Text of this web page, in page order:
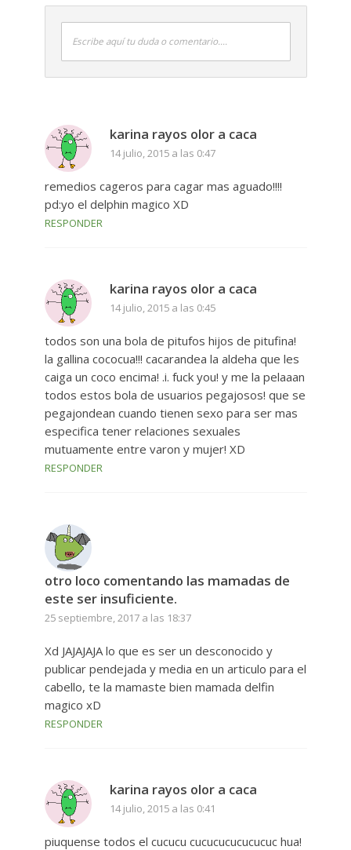
Escribe aquí tu duda o comentario....
karina rayos olor a caca
14 julio, 2015 a las 0:47
remedios cageros para cagar mas aguado!!!!
pd:yo el delphin magico XD
RESPONDER
karina rayos olor a caca
14 julio, 2015 a las 0:45
todos son una bola de pitufos hijos de pitufina!
la gallina cococua!!! cacarandea la aldeha que les
caiga un coco encima! .i. fuck you! y me la pelaaan
todos estos bola de usuarios pegajosos! que se
pegajondean cuando tienen sexo para ser mas
especifica tener relaciones sexuales
mutuamente entre varon y mujer! XD
RESPONDER
otro loco comentando las mamadas de
este ser insuficiente.
25 septiembre, 2017 a las 18:37
Xd JAJAJAJA lo que es ser un desconocido y
publicar pendejada y media en un articulo para el
cabello, te la mamaste bien mamada delfin
magico xD
RESPONDER
karina rayos olor a caca
14 julio, 2015 a las 0:41
piuquense todos el cucucu cucucucucucucuc hua!